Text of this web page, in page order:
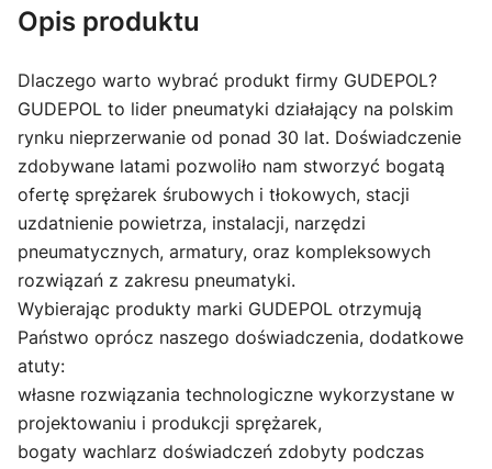
Opis produktu
Dlaczego warto wybrać produkt firmy GUDEPOL?
GUDEPOL to lider pneumatyki działający na polskim
rynku nieprzerwanie od ponad 30 lat. Doświadczenie
zdobywane latami pozwoliło nam stworzyć bogatą
ofertę sprężarek śrubowych i tłokowych, stacji
uzdatnienie powietrza, instalacji, narzędzi
pneumatycznych, armatury, oraz kompleksowych
rozwiązań z zakresu pneumatyki.
Wybierając produkty marki GUDEPOL otrzymują
Państwo oprócz naszego doświadczenia, dodatkowe
atuty:
własne rozwiązania technologiczne wykorzystane w
projektowaniu i produkcji sprężarek,
bogaty wachlarz doświadczeń zdobyty podczas